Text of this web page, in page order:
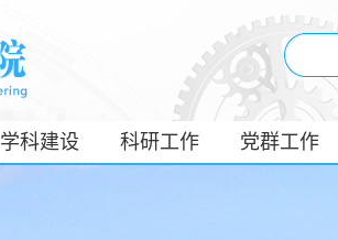
学科建设 科研工作 党群工作